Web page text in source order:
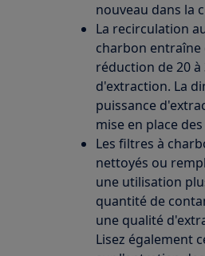
nouveau dans la
La recirculation
charbon
réduction de 20 à
d'extraction. La
puissance
mise en place
Les filtres à
nettoyés ou
une utilisation
quantité de
une qualité
Lisez également